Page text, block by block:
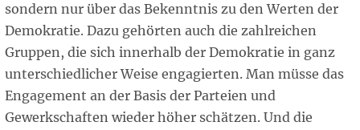
sondern nur über das Bekenntnis zu den Werten der
Demokratie. Dazu gehörten auch die zahlreichen
Gruppen, die sich innerhalb der Demokratie in ganz
unterschiedlicher Weise engagierten. Man müsse das
Engagement an der Basis der Parteien und
Gewerkschaften wieder höher schätzen. Und die